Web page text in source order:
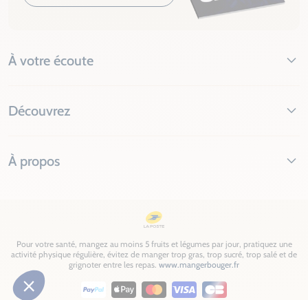
À votre écoute
Découvrez
À propos
Pour votre santé, mangez au moins 5 fruits et légumes par jour, pratiquez une
activité physique régulière, évitez de manger trop gras, trop sucré, trop salé et de
grignoter entre les repas. www.mangerbouger.fr